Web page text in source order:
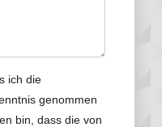
ich die
genommen
bin, dass die von